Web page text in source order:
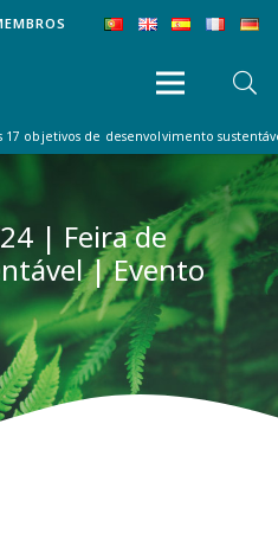
17 objetivos de desenvolvimento
| Feira de
| Evento